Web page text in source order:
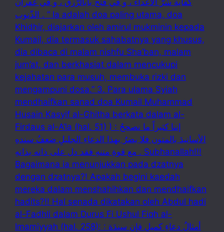
الذّنوب . “ Ia adalah doa paling utama, doa
Khidhir, diajarkan oleh amirul mukminin kepada
Kumail, dia termasuk sahabatnya yang khusus,
dia dibaca di malam nishfu Sha’ban, malam
jum’at, dan berkhasiat dalam mencukupi
kejahatan para musuh, membuka rizki dan
mengampuni dosa.” 3. Para ulama Syiah
mendhaifkan sanad doa Kumail Muhammad
Husain Kasyif al-Ghitha berkata dalam al-
Firdaus al-A’la (hal. 51) ) : إننا كثيراً ما نصححُ
الأسانيدَ بالمتون فلا يضرُ بهذا الدعاءِ الجليلِ ضعفُ سندهِ
مع قوةِ متنهِ فقد دل على ذاته بذاتهِ . Subhanallah!!!
Bagaimana ia menunjukkan pada dzatnya
dengan dzatnya?! Apakah begini kaedah
mereka dalam menshahihkan dan mendhaifkan
hadits?!! Hal senada dikatakan oleh Abdul hadi
al-Fadhli dalam Durus Fi Ushul Fiqh al-
Imamiyyah (hal. 258): : أمثالُ دعاءِ كميلِ فإن سندَهَ